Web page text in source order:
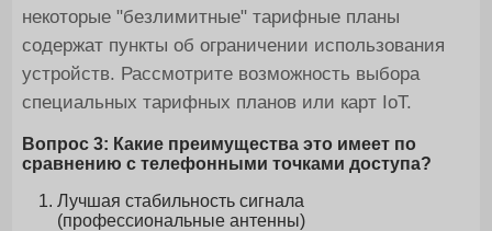
некоторые "безлимитные" тарифные планы
содержат пункты об ограничении использования
устройств. Рассмотрите возможность выбора
специальных тарифных планов или карт IoT.
Вопрос 3: Какие преимущества это имеет по
сравнению с телефонными точками доступа?
Лучшая стабильность сигнала
(профессиональные антенны)